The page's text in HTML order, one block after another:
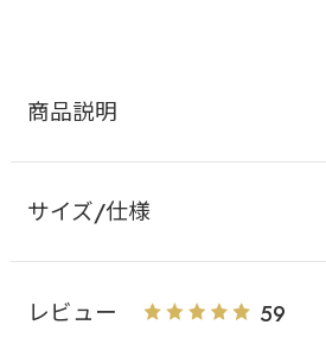
商品説明
サイズ/仕様
レビュー 59